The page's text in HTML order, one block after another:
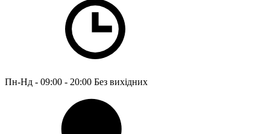
Пн-Нд - 09:00 - 20:00 Без вихідних